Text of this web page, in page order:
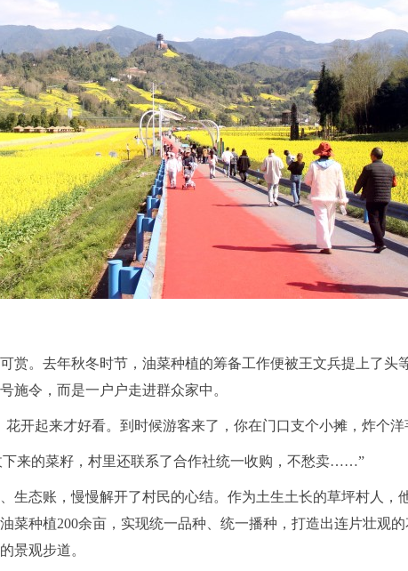
赏。去年秋冬时节，油菜种植的筹备工作便被王文兵提上了头
施令，而是一户户走进群众家中 。
开起来才好看。到时候游客来了，你在门口支个小摊，炸个
来的菜籽，村里还联系了合作社统一收购，不愁卖……”
生态账，慢慢解开了村民的心结。作为土生土长的草坪村人，
菜种植200余亩，实现统一品种、统一播种，打造出连片壮观
景观步道。